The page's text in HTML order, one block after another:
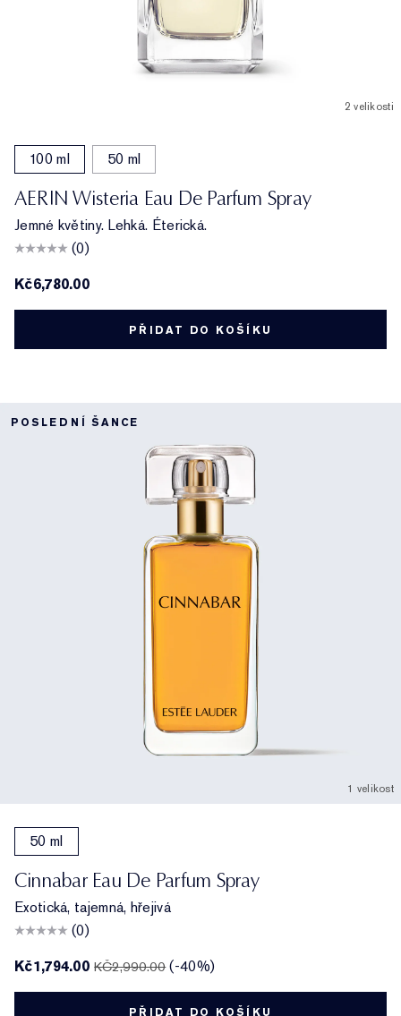
2 velikosti
100 ml 50 ml
AERIN Wisteria Eau De Parfum Spray
Jemné květiny. Lehká. Éterická.
(0)
Kč6,780.00
PŘIDAT DO KOŠÍKU
POSLEDNÍ ŠANCE
1 velikost
50 ml
Cinnabar Eau De Parfum Spray
Exotická, tajemná, hřejivá
(0)
Kč1,794.00KČ2,990.00 (-40%)
PŘIDAT DO KOŠÍKU